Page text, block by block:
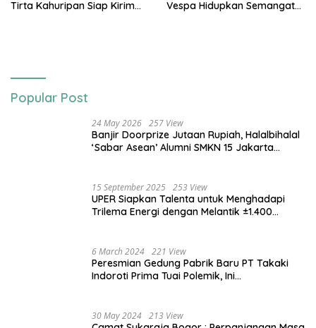
Tirta Kahuripan Siap Kirim
Vespa Hidupkan Semangat
Popular Post
24 May 2026 257 View
Banjir Doorprize Jutaan Rupiah, Halalbihalal
‘Sabar Asean’ Alumni SMKN 15 Jakarta
15 September 2025 253 View
UPER Siapkan Talenta untuk Menghadapi
Trilema Energi dengan Melantik ±1.400
6 March 2024 221 View
Peresmian Gedung Pabrik Baru PT Takaki
Indoroti Prima Tuai Polemik, Ini
30 May 2024 213 View